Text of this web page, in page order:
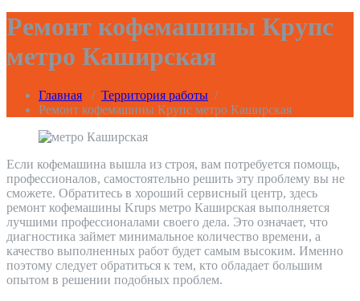
Ремонт кофемашины Крупс
метро Каширская
Главная / Территория работы /
Ремонт кофемашины Крупс метро Каширская
Если кофемашина вышла из строя, вам потребуется помощь,
профессионалов, самостоятельно решить эту проблему вы не
сможете. Обратитесь в хороший сервисный центр, здесь
ремонт кофемашины Krups метро Каширская выполняется
лучшими профессионалами своего дела. Это означает, что
диагностика займет минимальное количество времени, а
качество выполненных работ будет самым высоким. Именно
поэтому следует обратиться к тем, кто обладает большим
опытом в решении подобных проблем.